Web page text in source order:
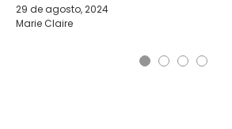
29 de agosto, 2024
Marie Claire